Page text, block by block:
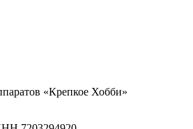
«Крепкое Хобби»